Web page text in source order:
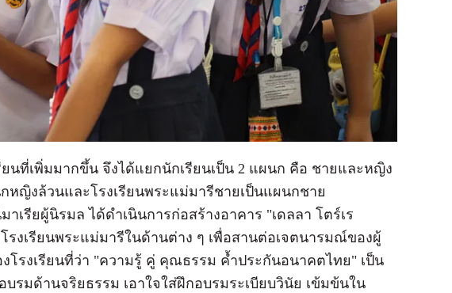
ยนที่เพิ่มมากขึ้น จึงได้แยกนักเรียนเป็น 2 แผนก คือ ชายและหญิง
หญิงล้วนและโรงเรียนพระแม่มารีชายเป็นแผนกชาย
าเรียผู้นิรมล ได้ดำเนินการก่อสร้างอาคาร "เดลลา โตร์เร
งเรียนพระแม่มารีในด้านต่าง ๆ เพื่อสานต่อเจตนารมณ์ของผู้
โรงเรียนที่ว่า "ความรู้ คู่ คุณธรรม ค้ำประกันอนาคตไทย" เป็น
รมด้านจริยธรรม เอาใจใส่ฝึกอบรมระเบียบวินัย เข้มข้นใน